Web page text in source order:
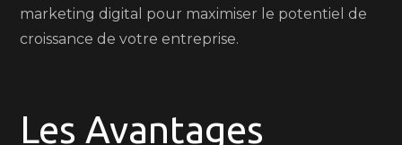
marketing digital pour maximiser le potentiel de
croissance de votre entreprise.
Les Avantages